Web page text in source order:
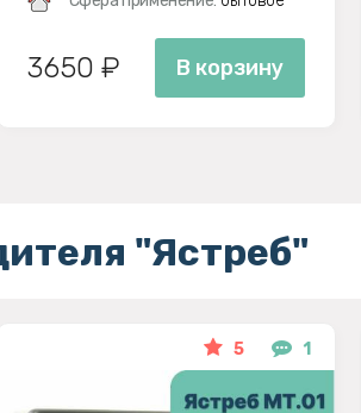
3650 ₽ В корзину
"Ястреб"
5 1